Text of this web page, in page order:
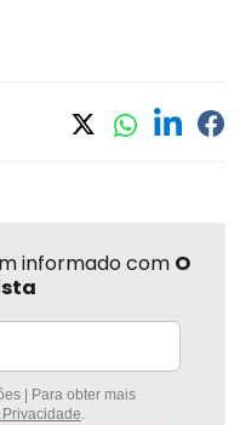
informado com O
| Para obter mais
.